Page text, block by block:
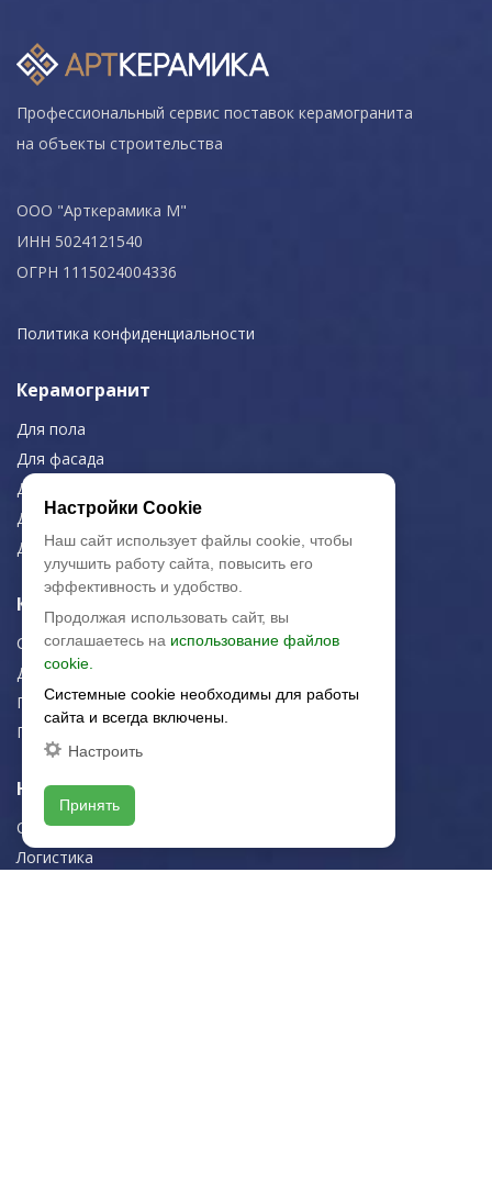
Профессиональный сервис поставок керамогранита
на объекты строительства
ООО "Арткерамика М"
ИНН 5024121540
ОГРН 1115024004336
Политика конфиденциальности
Керамогранит
Для пола
Для фасада
Для дома/офиса
Для МОП
Для улицы
Керамическая плитка
Строительная плитка
Для дома/офиса
Плитка для стен
Плитка для пола
Навигация
О компании
Логистика
Настройки Cookie
Наш сайт использует файлы cookie, чтобы
улучшить работу сайта, повысить его
эффективность и удобство.
Продолжая использовать сайт, вы
соглашаетесь на использование файлов
cookie.
Системные cookie необходимы для работы
сайта и всегда включены.
Настроить
Принять